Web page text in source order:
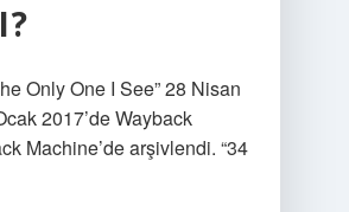
Only One I See” 28 Nisan
2017’de Wayback
Machine’de arşivlendi. “34